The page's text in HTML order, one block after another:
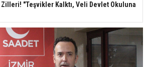
"Teşvikler Kalktı, Veli Devlet Okuluna